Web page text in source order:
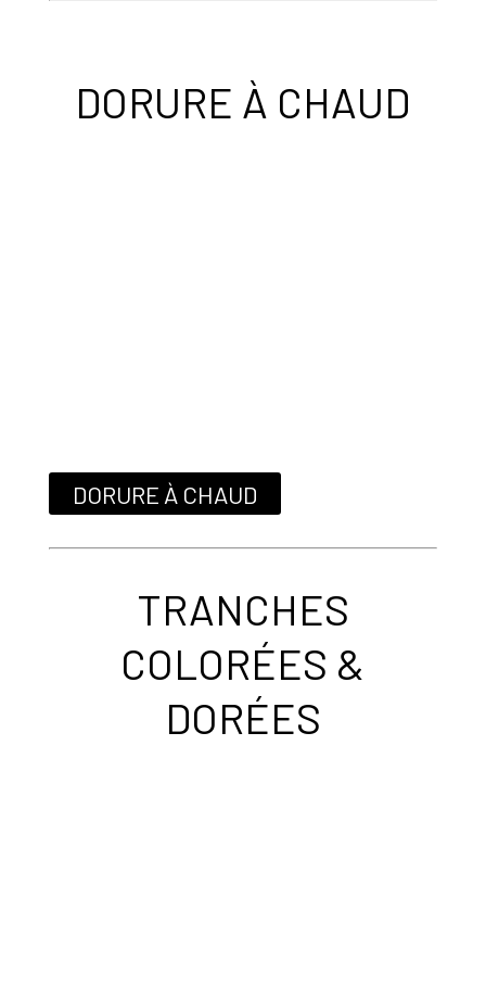
DORURE À CHAUD
DORURE À CHAUD
TRANCHES
COLORÉES &
DORÉES